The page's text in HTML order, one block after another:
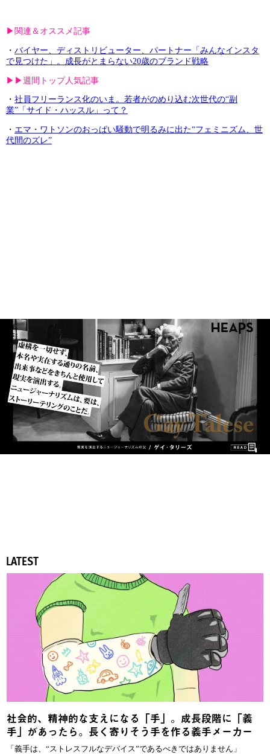
▶︎関連＆オススメ記事
・ バイヤー、ディストリビューター、パートナー「みんなインスタ
で見つけた」。成長がとまらない20歳のブランド戦略
▶︎▶︎週間トップ人気記事
・ 社員フリーランス化のいま。若者がのめり込む次世代の“副
業”「サイド・ハッスル」って？
・ エマ・ワトソンのおっぱい騒動で明るみに出た“フェミニズム、世
代間のズレ”
LATEST
社会的、精神的な支えになる「手」。成長段階に「義
手」があったら。長く寄りそう手を作る義手メーカー
「義手は、“ストレスフルなデバイス”であるべきではありません」